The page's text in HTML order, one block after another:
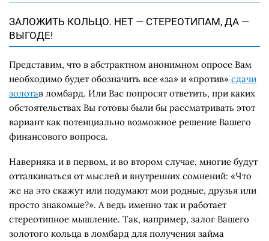
ЗАЛОЖИТЬ КОЛЬЦО. НЕТ — СТЕРЕОТИПАМ, ДА —
ВЫГОДЕ!
Представим, что в абстрактном анонимном опросе Вам
необходимо будет обозначить все «за» и «против» сдачи
золотав ломбард. Или Вас попросят ответить, при каких
обстоятельствах Вы готовы были бы рассматривать этот
вариант как потенциально возможное решение Вашего
финансового вопроса.
Наверняка и в первом, и во втором случае, многие будут
отталкиваться от мыслей и внутренних сомнений: «Что
же на это скажут или подумают мои родные, друзья или
просто знакомые?». А ведь именно так и работает
стереотипное мышление. Так, например, залог Вашего
золотого кольца в ломбард для получения займа